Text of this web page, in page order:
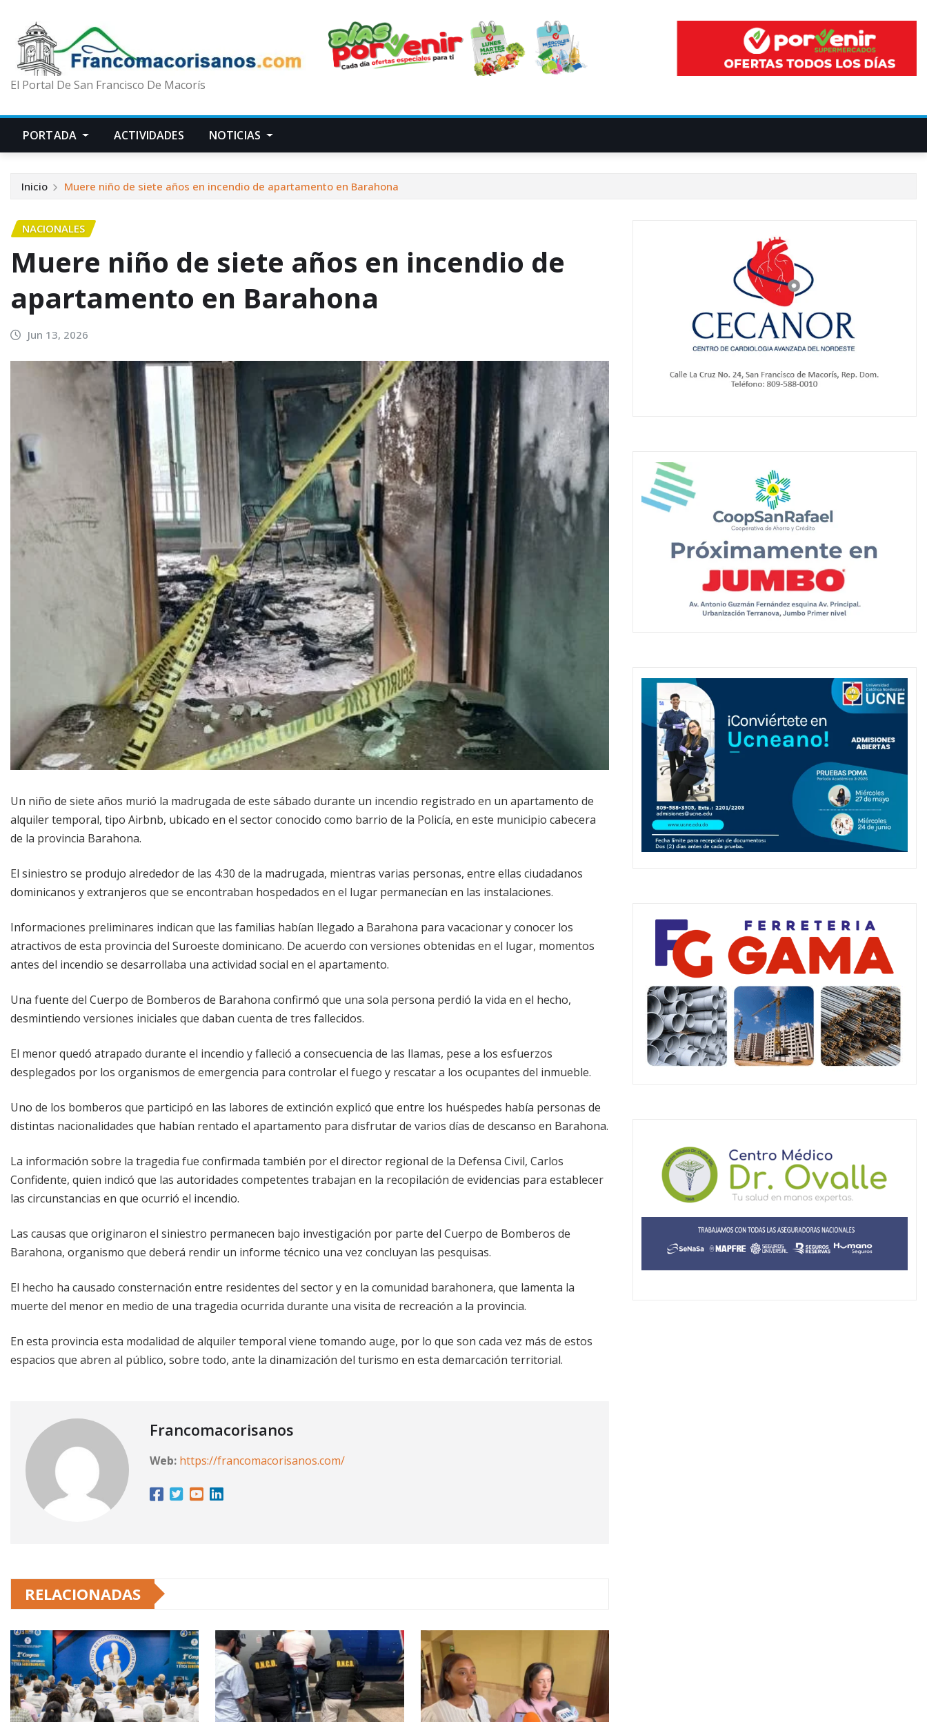
El Portal De San Francisco De Macorís
PORTADA ACTIVIDADES NOTICIAS
Inicio Muere niño de siete años en incendio de apartamento en Barahona
NACIONALES
Muere niño de siete años en incendio de
apartamento en Barahona
Jun 13, 2026
Un niño de siete años murió la madrugada de este sábado durante un incendio registrado en un apartamento de
alquiler temporal, tipo Airbnb, ubicado en el sector conocido como barrio de la Policía, en este municipio cabecera
de la provincia Barahona.
El siniestro se produjo alrededor de las 4:30 de la madrugada, mientras varias personas, entre ellas ciudadanos
dominicanos y extranjeros que se encontraban hospedados en el lugar permanecían en las instalaciones.
Informaciones preliminares indican que las familias habían llegado a Barahona para vacacionar y conocer los
atractivos de esta provincia del Suroeste dominicano. De acuerdo con versiones obtenidas en el lugar, momentos
antes del incendio se desarrollaba una actividad social en el apartamento.
Una fuente del Cuerpo de Bomberos de Barahona confirmó que una sola persona perdió la vida en el hecho,
desmintiendo versiones iniciales que daban cuenta de tres fallecidos.
El menor quedó atrapado durante el incendio y falleció a consecuencia de las llamas, pese a los esfuerzos
desplegados por los organismos de emergencia para controlar el fuego y rescatar a los ocupantes del inmueble.
Uno de los bomberos que participó en las labores de extinción explicó que entre los huéspedes había personas de
distintas nacionalidades que habían rentado el apartamento para disfrutar de varios días de descanso en Barahona.
La información sobre la tragedia fue confirmada también por el director regional de la Defensa Civil, Carlos
Confidente, quien indicó que las autoridades competentes trabajan en la recopilación de evidencias para establecer
las circunstancias en que ocurrió el incendio.
Las causas que originaron el siniestro permanecen bajo investigación por parte del Cuerpo de Bomberos de
Barahona, organismo que deberá rendir un informe técnico una vez concluyan las pesquisas.
El hecho ha causado consternación entre residentes del sector y en la comunidad barahonera, que lamenta la
muerte del menor en medio de una tragedia ocurrida durante una visita de recreación a la provincia.
En esta provincia esta modalidad de alquiler temporal viene tomando auge, por lo que son cada vez más de estos
espacios que abren al público, sobre todo, ante la dinamización del turismo en esta demarcación territorial.
Francomacorisanos
Web: https://francomacorisanos.com/
RELACIONADAS